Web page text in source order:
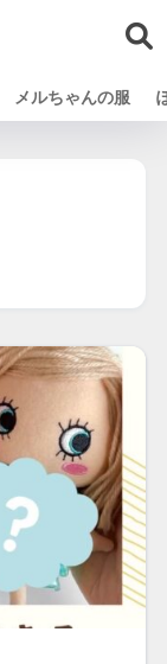
メルちゃんの服